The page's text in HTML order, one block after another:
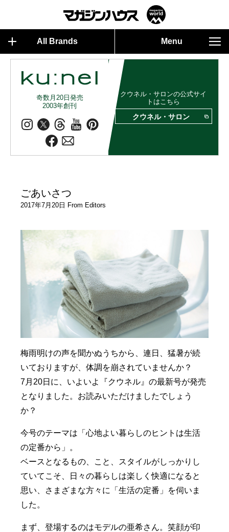
All Brands Menu
奇数月20日発売
2003年創刊
クウネル・サロンの公式サイ
トはこちら
クウネル・サロン
ごあいさつ
2017年7月20日 From Editors
梅雨明けの声を聞かぬうちから、連日、猛暑が続
いておりますが、体調を崩されていませんか？
7月20日に、いよいよ『クウネル』の最新号が発売
となりました。お読みいただけましたでしょう
か？
今号のテーマは「心地よい暮らしのヒントは生活
の定番から」。
ベースとなるもの、こと、スタイルがしっかりし
ていてこそ、日々の暮らしは楽しく快適になると
思い、さまざまな方々に「生活の定番」を伺いま
した。
まず、登場するのはモデルの亜希さん。笑顔が印